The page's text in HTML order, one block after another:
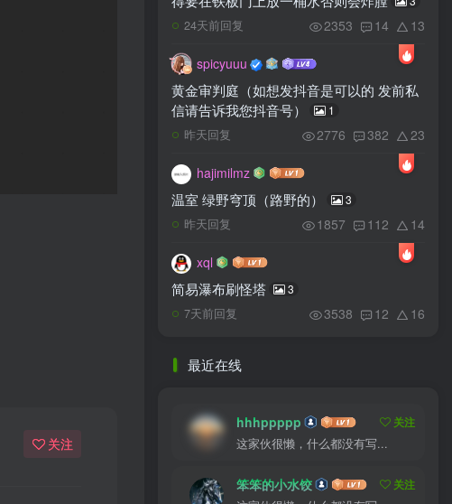
关注
24天前回复 2353 14 13
spicyuuu
黄金审判庭（如想发抖音是可以的 发前私
信请告诉我您抖音号）
1
昨天回复 2776 382 23
hajimilmz
温室 绿野穹顶（路野的） 3
昨天回复 1857 112 14
xql
简易瀑布刷怪塔 3
7天前回复 3538 12 16
最近在线
hhhppppp
关注
这家伙很懒，什么都没有写...
笨笨的小水饺
关注